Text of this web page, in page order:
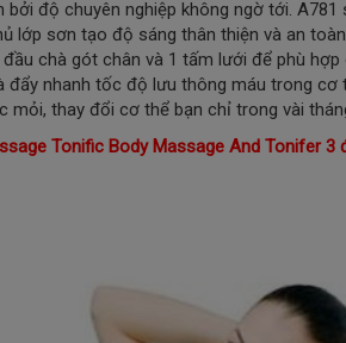
bởi độ chuyên nghiệp không ngờ tới.
lớp sơn tạo độ sáng thân thiện và an
đầu chà gót chân và 1 tấm lưới để phù
đẩy nhanh tốc độ lưu thông máu trong cơ
mỏi, thay đổi cơ thể bạn chỉ trong vài
Tonific Body Massage And Tonifer 3